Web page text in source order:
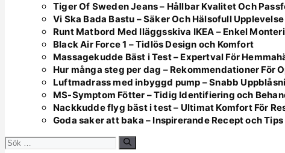
Tiger Of Sweden Jeans – Hållbar Kvalitet Och
Vi Ska Bada Bastu – Säker Och Hälsofull Upplevelse
Runt Matbord Med Iläggsskiva IKEA – Enkel
Black Air Force 1 – Tidlös Design och Komfort
Massagekudde Bäst i Test – Expertval För
Hur många steg per dag – Rekommendationer För
Luftmadrass med inbyggd pump – Snabb
MS-Symptom Fötter – Tidig Identifiering och
Nackkudde flyg bäst i test – Ultimat Komfort För
Goda saker att baka – Inspirerande Recept och Tips
Sök